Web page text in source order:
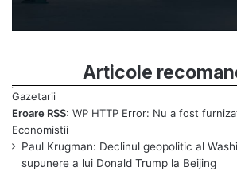
Articole
Eroare RSS: WP HTTP Error: Nu a fost
Paul Krugman: Declinul geopolitic al
supunere a lui Donald Trump la Beijing